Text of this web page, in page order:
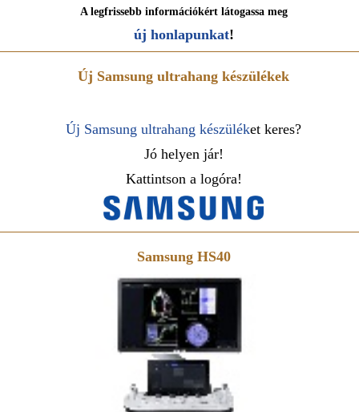
A legfrissebb információkért látogassa meg
új honlapunkat!
Új Samsung ultrahang készülékek
Új Samsung ultrahang készüléket keres?
Jó helyen jár!
Kattintson a logóra!
Samsung HS40